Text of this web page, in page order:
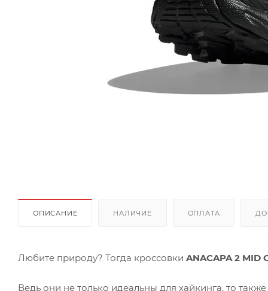
ОПИСАНИЕ НАЛИЧИЕ ОПЛАТА
Любите природу? Тогда кроссовки ANACAPA 2 MID
Ведь они не только идеальны для хайкинга, то